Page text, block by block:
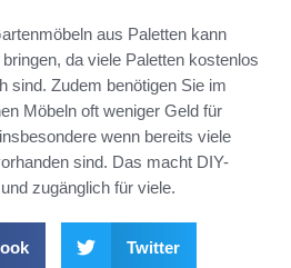
aus Paletten kann
da viele Paletten kostenlos
sind. Zudem benötigen Sie im
Möbeln oft weniger Geld für
wenn bereits viele
sind. Das macht DIY-
zugänglich für viele.
Twitter